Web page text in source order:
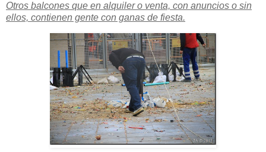
Otros balcones que en alquiler o venta, con anuncios o sin
ellos, contienen gente con ganas de fiesta.